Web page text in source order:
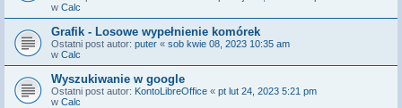
w Calc
Grafik - Losowe wypełnienie komórek
Ostatni post autor: puter « sob kwie 08, 2023 10:35 am
w Calc
Wyszukiwanie w google
Ostatni post autor: KontoLibreOffice « pt lut 24, 2023 5:21 pm
w Calc